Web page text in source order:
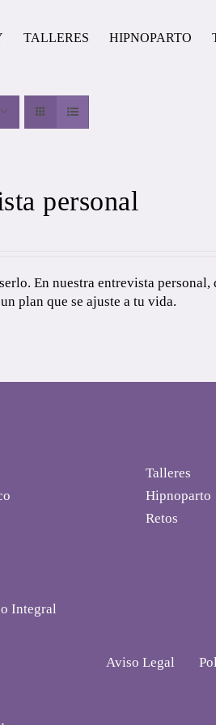
TALLERES HIPNOPARTO
personal
En nuestra entrevista personal,
plan que se ajuste a tu vida.
Integral
Talleres
Hipnoparto
Retos
Aviso Legal